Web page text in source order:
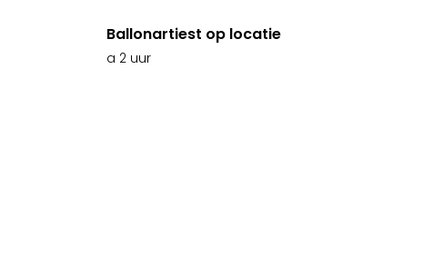
Ballonartiest op locatie
a 2 uur